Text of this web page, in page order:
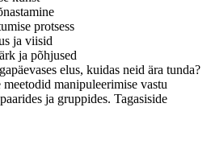
protsess
ja viisid
ja põhjused
elus, kuidas neid ära tunda?
manipuleerimise vastu
ja gruppides. Tagasiside